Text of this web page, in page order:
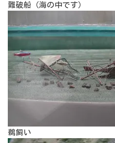
難破船（海の中です）
鵜飼い